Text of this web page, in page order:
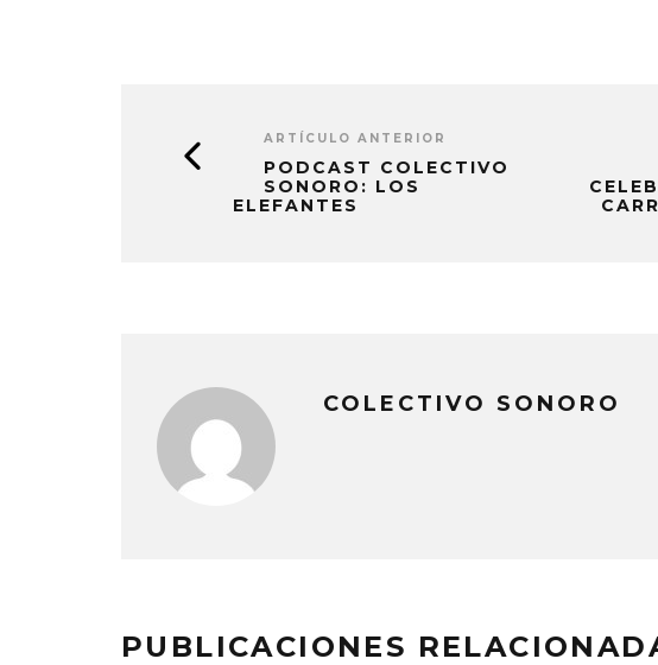
ARTÍCULO ANTERIOR
PODCAST COLECTIVO
SONORO: LOS
ELEFANTES
COLECTIVO SONORO
PUBLICACIONES